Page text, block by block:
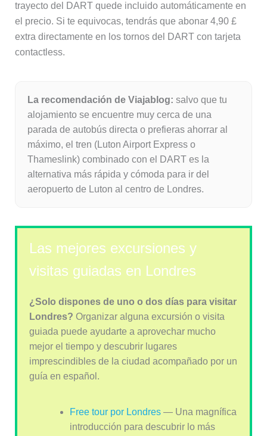
trayecto del DART quede incluido automáticamente en
el precio. Si te equivocas, tendrás que abonar 4,90 £
extra directamente en los tornos del DART con tarjeta
contactless.
La recomendación de Viajablog: salvo que tu
alojamiento se encuentre muy cerca de una
parada de autobús directa o prefieras ahorrar al
máximo, el tren (Luton Airport Express o
Thameslink) combinado con el DART es la
alternativa más rápida y cómoda para ir del
aeropuerto de Luton al centro de Londres.
Las mejores excursiones y
visitas guiadas en Londres
¿Solo dispones de uno o dos días para visitar
Londres? Organizar alguna excursión o visita
guiada puede ayudarte a aprovechar mucho
mejor el tiempo y descubrir lugares
imprescindibles de la ciudad acompañado por un
guía en español.
Free tour por Londres— Una magnífica
introducción para descubrir lo más